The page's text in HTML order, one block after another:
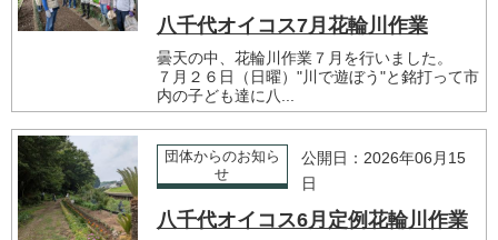
八千代オイコス7月花輪川作業
曇天の中、花輪川作業７月を行いました。
７月２６日（日曜）"川で遊ぼう"と銘打って市
内の子ども達に八...
団体からのお知ら
せ
公開日：2026年06月15
日
八千代オイコス6月定例花輪川作業